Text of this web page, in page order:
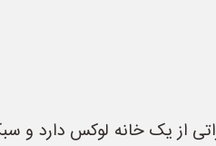
از یک خانه لوکس دارد و